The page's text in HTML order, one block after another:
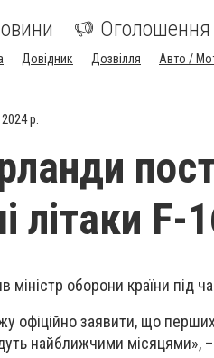
Оголошення
Довідник Дозвілля Авто /
р.
літаки F-
міністр оборони країни під
офіційно заявити, що
найближчими місяцями»,